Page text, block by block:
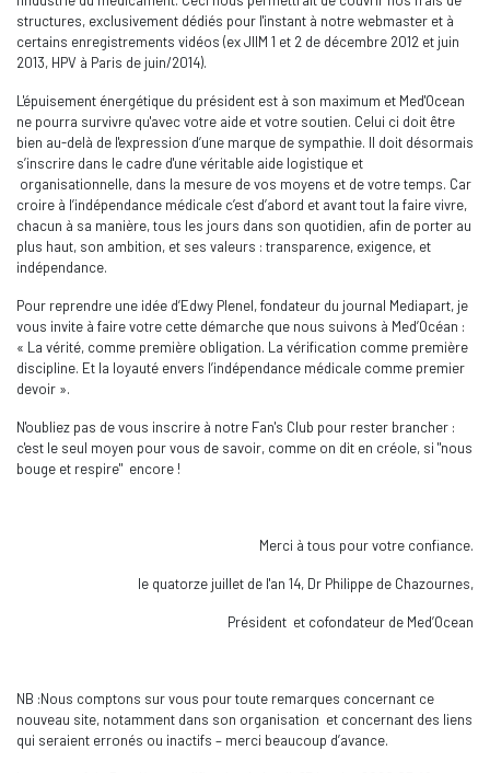
structures, exclusivement dédiés pour l'instant à notre webmaster et à
certains enregistrements vidéos (ex JIIM 1 et 2 de décembre 2012 et juin
2013, HPV à Paris de juin/2014).
L'épuisement énergétique du président est à son maximum et Med'Ocean
ne pourra survivre qu'avec votre aide et votre soutien. Celui ci doit être
bien au-delà de l'expression d’une marque de sympathie. Il doit désormais
s’inscrire dans le cadre d'une véritable aide logistique et
organisationnelle, dans la mesure de vos moyens et de votre temps. Car
croire à l’indépendance médicale c’est d’abord et avant tout la faire vivre,
chacun à sa manière, tous les jours dans son quotidien, afin de porter au
plus haut, son ambition, et ses valeurs : transparence, exigence, et
indépendance.
Pour reprendre une idée d’Edwy Plenel, fondateur du journal Mediapart, je
vous invite à faire votre cette démarche que nous suivons à Med’Océan :
« La vérité, comme première obligation. La vérification comme première
discipline. Et la loyauté envers l’indépendance médicale comme premier
devoir ».
N'oubliez pas de vous inscrire à notre Fan's Club pour rester brancher :
c'est le seul moyen pour vous de savoir, comme on dit en créole, si "nous
bouge et respire" encore !
Merci à tous pour votre confiance.
le quatorze juillet de l'an 14, Dr Philippe de Chazournes,
Président et cofondateur de Med’Ocean
NB :Nous comptons sur vous pour toute remarques concernant ce
nouveau site, notamment dans son organisation et concernant des liens
qui seraient erronés ou inactifs – merci beaucoup d’avance.